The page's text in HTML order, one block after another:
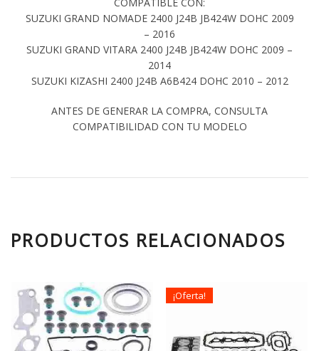
SUZUKI GRAND NOMADE 2400 J24B JB424W DOHC 2009
– 2016
SUZUKI GRAND VITARA 2400 J24B JB424W DOHC 2009 –
2014
SUZUKI KIZASHI 2400 J24B A6B424 DOHC 2010 – 2012
ANTES DE GENERAR LA COMPRA, CONSULTA
COMPATIBILIDAD CON TU MODELO
PRODUCTOS RELACIONADOS
¡Oferta!